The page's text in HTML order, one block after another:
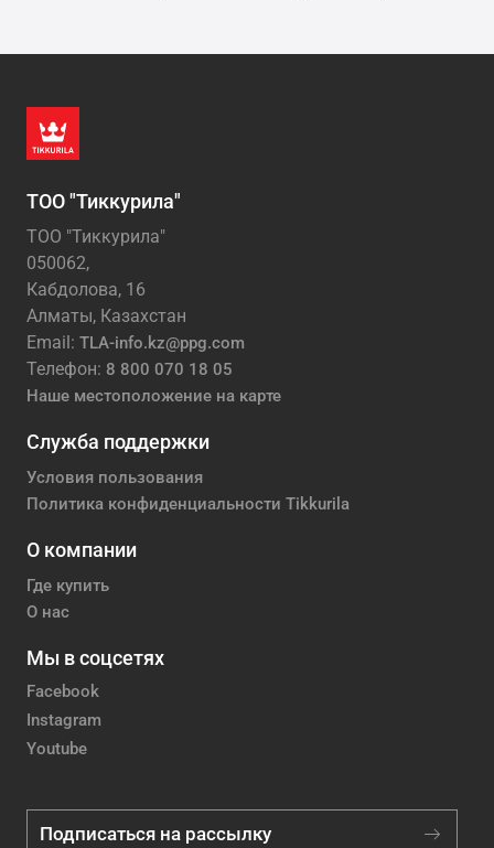
ТОО "Тиккурила"
ТОО "Тиккурила"
050062,
Кабдолова, 16
Алматы, Казахстан
Email: TLA-info.kz@ppg.com
Телефон: 8 800 070 18 05
Наше местоположение на карте
Служба поддержки
Условия пользования
Политика конфиденциальности Tikkurila
О компании
Где купить
О нас
Мы в соцсетях
Facebook
Instagram
Youtube
Подписаться на рассылку